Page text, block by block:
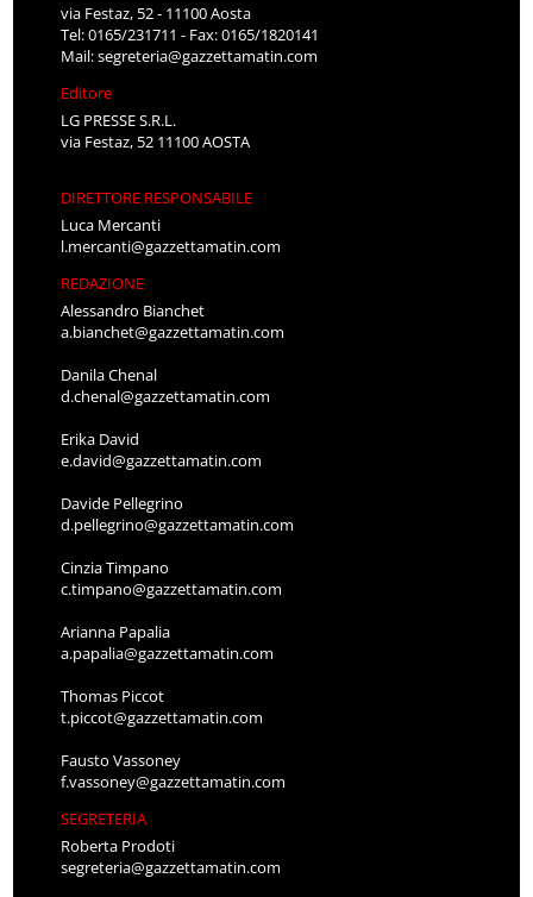
via Festaz, 52 - 11100 Aosta
Tel: 0165/231711 - Fax: 0165/1820141
Mail:segreteria@gazzettamatin.com
Editore
LG PRESSE S.R.L.
via Festaz, 52 11100 AOSTA
DIRETTORE RESPONSABILE
Luca Mercanti
l.mercanti@gazzettamatin.com
REDAZIONE
Alessandro Bianchet
a.bianchet@gazzettamatin.com
Danila Chenal
d.chenal@gazzettamatin.com
Erika David
e.david@gazzettamatin.com
Davide Pellegrino
d.pellegrino@gazzettamatin.com
Cinzia Timpano
c.timpano@gazzettamatin.com
Arianna Papalia
a.papalia@gazzettamatin.com
Thomas Piccot
t.piccot@gazzettamatin.com
Fausto Vassoney
f.vassoney@gazzettamatin.com
SEGRETERIA
Roberta Prodoti
segreteria@gazzettamatin.com